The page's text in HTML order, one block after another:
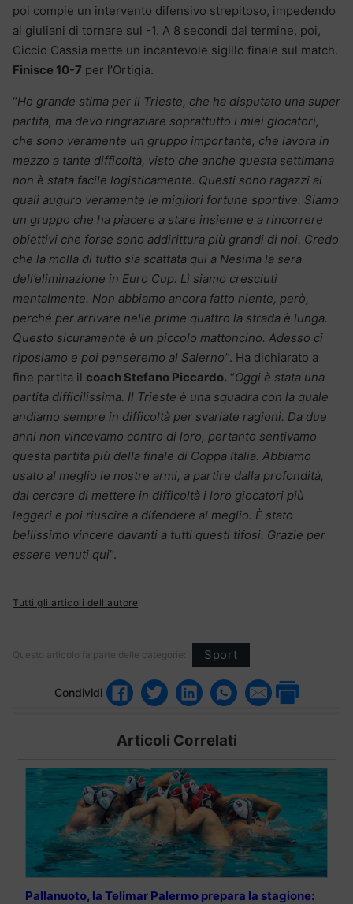
poi compie un intervento difensivo strepitoso, impedendo
ai giuliani di tornare sul -1. A 8 secondi dal termine, poi,
Ciccio Cassia mette un incantevole sigillo finale sul match.
Finisce 10-7 per l’Ortigia.
“Ho grande stima per il Trieste, che ha disputato una super
partita, ma devo ringraziare soprattutto i miei giocatori,
che sono veramente un gruppo importante, che lavora in
mezzo a tante difficoltà, visto che anche questa settimana
non è stata facile logisticamente. Questi sono ragazzi ai
quali auguro veramente le migliori fortune sportive. Siamo
un gruppo che ha piacere a stare insieme e a rincorrere
obiettivi che forse sono addirittura più grandi di noi. Credo
che la molla di tutto sia scattata qui a Nesima la sera
dell’eliminazione in Euro Cup. Lì siamo cresciuti
mentalmente. Non abbiamo ancora fatto niente, però,
perché per arrivare nelle prime quattro la strada è lunga.
Questo sicuramente è un piccolo mattoncino. Adesso ci
riposiamo e poi penseremo al Salerno”. Ha dichiarato a
fine partita il coach Stefano Piccardo. “Oggi è stata una
partita difficilissima. Il Trieste è una squadra con la quale
andiamo sempre in difficoltà per svariate ragioni. Da due
anni non vincevamo contro di loro, pertanto sentivamo
questa partita più della finale di Coppa Italia. Abbiamo
usato al meglio le nostre armi, a partire dalla profondità,
dal cercare di mettere in difficoltà i loro giocatori più
leggeri e poi riuscire a difendere al meglio. È stato
bellissimo vincere davanti a tutti questi tifosi. Grazie per
essere venuti qui“.
Tutti gli articoli dell'autore
Questo articolo fa parte delle categorie: Sport
Condividi
Articoli Correlati
Pallanuoto, la Telimar Palermo prepara la stagione: